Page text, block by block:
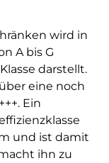
wird in
A bis G
darstellt.
eine noch
Ein
und ist damit
ihn zu